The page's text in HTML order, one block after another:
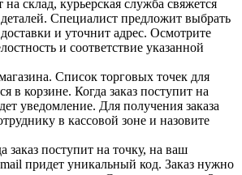
на склад, курьерская служба свяжется
Специалист предложит выбрать
и уточнит адрес. Осмотрите
и соответствие указанной
Список торговых точек для
в корзине. Когда заказ поступит на
уведомление. Для получения заказа
в кассовой зоне и назовите
заказ поступит на точку, на ваш
придет уникальный код. Заказ нужно